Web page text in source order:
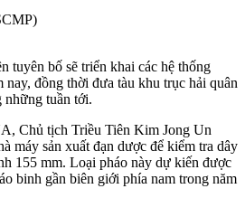
tuyên bố sẽ triển khai các hệ thống
nay, đồng thời đưa tàu khu trục hải quân
những tuần tới.
Chủ tịch Triều Tiên Kim Jong Un
máy sản xuất đạn dược để kiểm tra dây
155 mm. Loại pháo này dự kiến được
binh gần biên giới phía nam trong năm